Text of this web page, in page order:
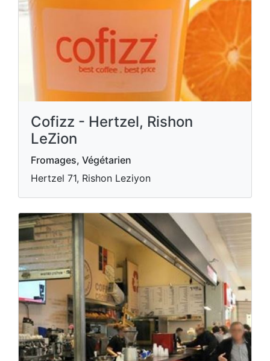
Cofizz - Hertzel, Rishon
LeZion
Fromages, Végétarien
Hertzel 71, Rishon Leziyon